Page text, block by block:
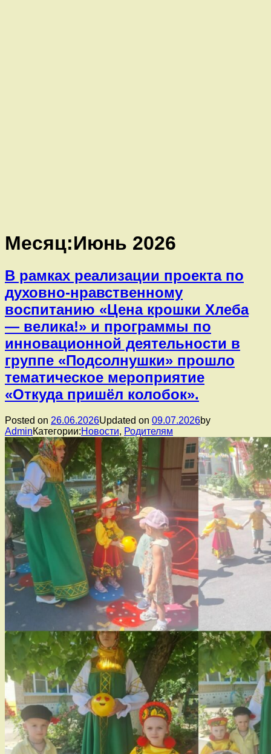
Месяц:Июнь 2026
В рамках реализации проекта по
духовно-нравственному
воспитанию «Цена крошки Хлеба
— велика!» и программы по
инновационной деятельности в
группе «Подсолнушки» прошло
тематическое мероприятие
«Откуда пришёл колобок».
Posted on 26.06.2026Updated on 09.07.2026by
AdminКатегории:Новости, Родителям